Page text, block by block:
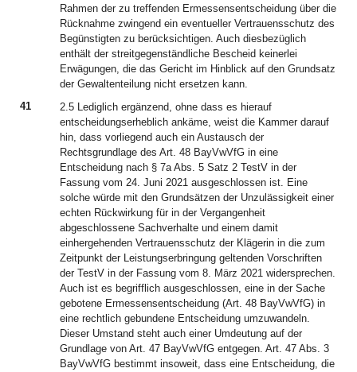
Rahmen der zu treffenden Ermessensentscheidung über die
Rücknahme zwingend ein eventueller Vertrauensschutz des
Begünstigten zu berücksichtigen. Auch diesbezüglich
enthält der streitgegenständliche Bescheid keinerlei
Erwägungen, die das Gericht im Hinblick auf den Grundsatz
der Gewaltenteilung nicht ersetzen kann.
41
2.5 Lediglich ergänzend, ohne dass es hierauf
entscheidungserheblich ankäme, weist die Kammer darauf
hin, dass vorliegend auch ein Austausch der
Rechtsgrundlage des Art. 48 BayVwVfG in eine
Entscheidung nach § 7a Abs. 5 Satz 2 TestV in der
Fassung vom 24. Juni 2021 ausgeschlossen ist. Eine
solche würde mit den Grundsätzen der Unzulässigkeit einer
echten Rückwirkung für in der Vergangenheit
abgeschlossene Sachverhalte und einem damit
einhergehenden Vertrauensschutz der Klägerin in die zum
Zeitpunkt der Leistungserbringung geltenden Vorschriften
der TestV in der Fassung vom 8. März 2021 widersprechen.
Auch ist es begrifflich ausgeschlossen, eine in der Sache
gebotene Ermessensentscheidung (Art. 48 BayVwVfG) in
eine rechtlich gebundene Entscheidung umzuwandeln.
Dieser Umstand steht auch einer Umdeutung auf der
Grundlage von Art. 47 BayVwVfG entgegen. Art. 47 Abs. 3
BayVwVfG bestimmt insoweit, dass eine Entscheidung, die